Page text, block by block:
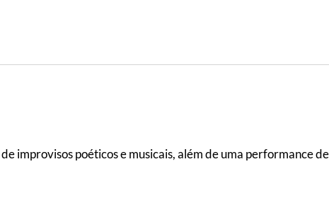
de improvisos poéticos e musicais, além de uma performance de